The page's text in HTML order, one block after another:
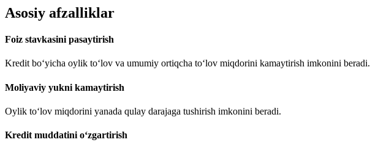
Asosiy afzalliklar
Foiz stavkasini pasaytirish
Kredit bo‘yicha oylik to‘lov va umumiy ortiqcha to‘lov miqdorini kamaytirish imkonini beradi.
Moliyaviy yukni kamaytirish
Oylik to‘lov miqdorini yanada qulay darajaga tushirish imkonini beradi.
Kredit muddatini o‘zgartirish